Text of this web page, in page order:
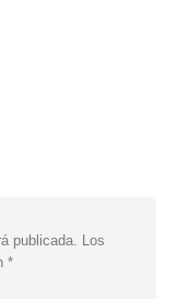
publicada. Los
*